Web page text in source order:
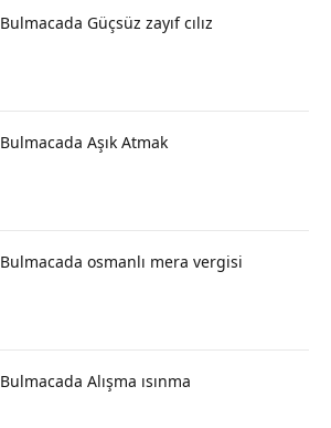
Bulmacada Güçsüz zayıf cılız
Bulmacada Aşık Atmak
Bulmacada osmanlı mera vergisi
Bulmacada Alışma ısınma